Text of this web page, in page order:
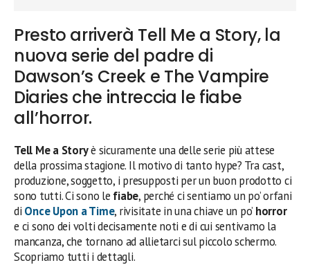
Presto arriverà Tell Me a Story, la
nuova serie del padre di
Dawson’s Creek e The Vampire
Diaries che intreccia le fiabe
all’horror.
Tell Me a Storyè sicuramente una delle serie più attese
della prossima stagione. Il motivo di tanto hype? Tra cast,
produzione, soggetto, i presupposti per un buon prodotto ci
sono tutti. Ci sono le fiabe, perché ci sentiamo un po’ orfani
di Once Upon a Time, rivisitate in una chiave un po’ horror
e ci sono dei volti decisamente noti e di cui sentivamo la
mancanza, che tornano ad allietarci sul piccolo schermo.
Scopriamo tutti i dettagli.